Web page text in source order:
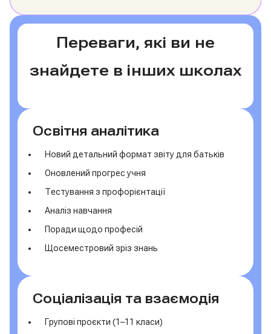
Переваги, які ви не
знайдете в інших школах
Освітня аналітика
Новий детальний формат звіту для батьків
Оновлений прогрес учня
Тестування з профорієнтації
Аналіз навчання
Поради щодо професій
Щосеместровий зріз знань
Соціалізація та взаємодія
Групові проєкти (1–11 класи)